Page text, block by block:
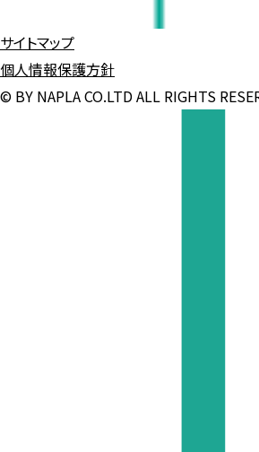
サイトマップ
個人情報保護方針
© BY NAPLA CO.LTD ALL RIGHTS